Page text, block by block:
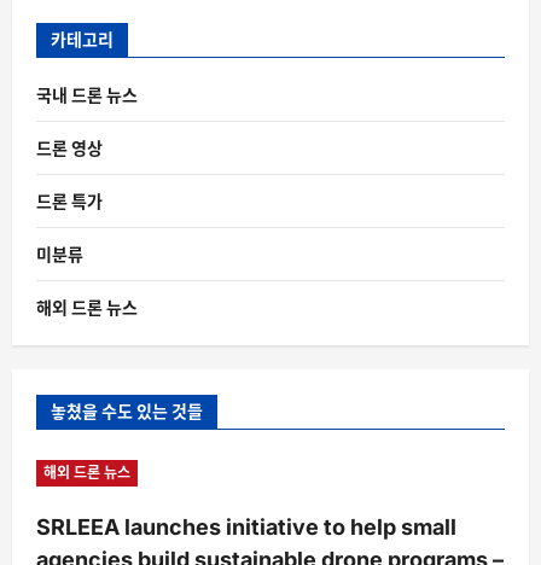
카테고리
국내 드론 뉴스
드론 영상
드론 특가
미분류
해외 드론 뉴스
놓쳤을 수도 있는 것들
해외 드론 뉴스
SRLEEA launches initiative to help small
agencies build sustainable drone programs –